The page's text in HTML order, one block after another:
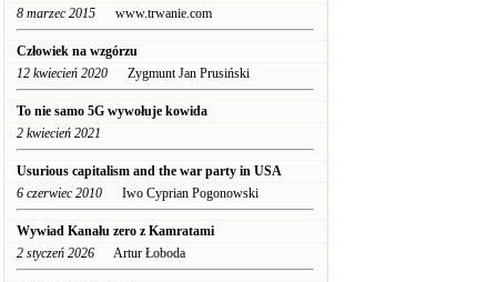
8 marzec 2015 www.trwanie.com
Człowiek na wzgórzu
12 kwiecień 2020 Zygmunt Jan Prusiński
To nie samo 5G wywołuje kowida
2 kwiecień 2021
Usurious capitalism and the war party in USA
6 czerwiec 2010 Iwo Cyprian Pogonowski
Wywiad Kanału zero z Kamratami
2 styczeń 2026 Artur Łoboda